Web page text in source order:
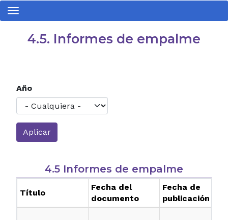
4.5. Informes de empalme
Año
4.5 Informes de empalme
Título
Fecha del
documento
Fecha de
publicación